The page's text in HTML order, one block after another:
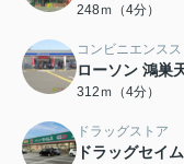
248ｍ（4分）
コンビニエンスス
ローソン 鴻巣
312ｍ（4分）
ドラッグストア
ドラッグセイ